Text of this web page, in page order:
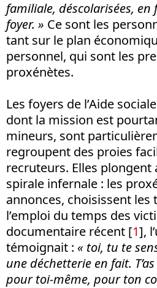
familiale, déscolarisées, en
foyer. » Ce sont les
tant sur le plan
personnel, qui sont les
proxénètes.
Les foyers de l’Aide
dont la mission est
mineurs, sont
regroupent des proies
recruteurs. Elles plongent
spirale infernale : les
annonces, choisissent
l’emploi du temps des
documentaire récent [1],
témoignait : « toi, tu te
une déchetterie en fait.
pour toi-même, pour ton